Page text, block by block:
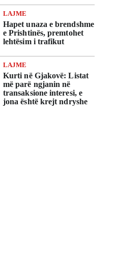
LAJME
Hapet unaza e brendshme
e Prishtinës, premtohet
lehtësim i trafikut
LAJME
Kurti në Gjakovë: Listat
më parë ngjanin në
transaksione interesi, e
jona është krejt ndryshe